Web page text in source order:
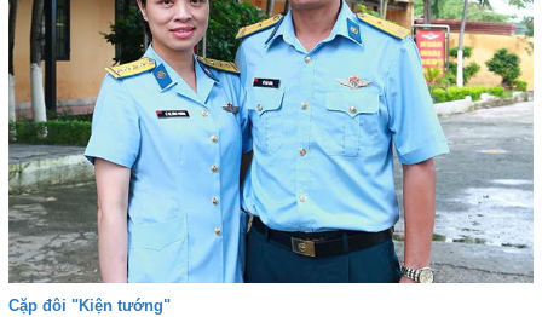
Cặp đôi "Kiện tướng"